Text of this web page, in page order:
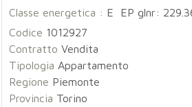
Classe energetica : E EP glnr:
Codice 1012927
Contratto Vendita
Tipologia Appartamento
Regione Piemonte
Provincia Torino